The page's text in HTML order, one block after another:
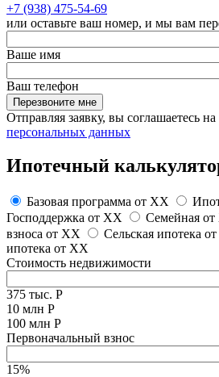
+7 (938) 475-54-69
или оставьте ваш номер, и мы вам
Ваше имя
Ваш телефон
Перезвоните мне
Отправляя заявку, вы соглашаетесь
персональных данных
Ипотечный
Базовая программа от XX
Господдержка от XX Семейная от
взноса от XX Сельская ипотека от
ипотека от XX
Стоимость недвижимости
375 тыс. Р
10 млн Р
100 млн Р
Первоначальный взнос
15%